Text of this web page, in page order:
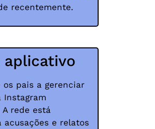
recentemente.
aplicativo
os pais a gerenciar
Instagram
A rede está
e relatos